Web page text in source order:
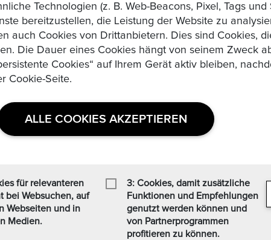
Garantie
Technologien (z. B. Web-Beacons, Pixel, Tags
bereitzustellen, die Leistung der Website zu
auch Cookies von Drittanbietern. Dies sind Cookies,
Die Dauer eines Cookies hängt von seinem Zweck
Cookies“ auf Ihrem Gerät aktiv bleiben,
Cookie-Seite.
ALLE COOKIES AKZEPTIEREN
für relevanteren
bei Websuchen, auf
Webseiten und in
Medien.
3: Cookies, damit zusätzliche
Funktionen und Empfehlungen
genutzt werden können und
von Partnerprogrammen
profitieren zu können.